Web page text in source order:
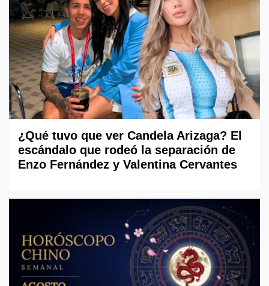
¿Qué tuvo que ver Candela Arizaga? El
escándalo que rodeó la separación de
Enzo Fernández y Valentina Cervantes